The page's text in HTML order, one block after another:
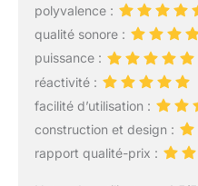
polyvalence :
qualité sonore :
puissance :
réactivité :
facilité d’utilisation :
construction et design :
rapport qualité-prix :